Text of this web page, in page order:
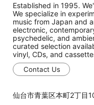
Established in 1995.
We specialize in
music from Japan and
electronic,
psychedelic, and
curated selection
vinyl, CDs, and
Contact Us
仙台市青葉区本町2丁目